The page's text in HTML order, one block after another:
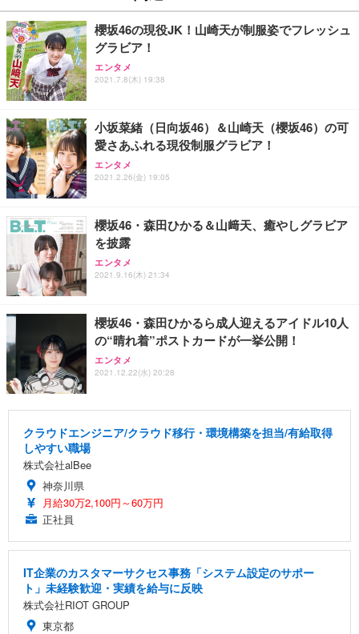
櫻坂46の現役JK！山崎天が制服姿でフレッシュ
グラビア！
エンタメ
2021.7.8(木) 19:38
小坂菜緒（日向坂46）＆山崎天（櫻坂46）の可
愛さあふれる現役制服グラビア！
エンタメ
2021.2.26(金) 19:05
櫻坂46・森田ひかる＆山﨑天、癒やしグラビア
を披露
エンタメ
2021.9.16(木) 21:34
櫻坂46・森田ひかるら成人迎えるアイドル10人
の“晴れ着”ポストカードが一挙公開！
エンタメ
2021.12.22(水) 20:28
クラウドエンジニア/クラウド移行・環境構築を担当/有給取得
しやすい職場
株式会社alBee
神奈川県
月給30万2,100円～60万円
正社員
IT企業のカスタマーサクセス事務「システム設定のサポー
ト」未経験歓迎・実績を給与に反映
株式会社RIOT GROUP
東京都